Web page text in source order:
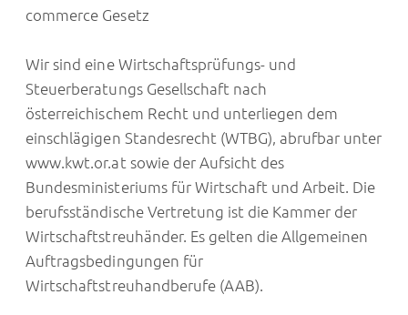
commerce Gesetz
Wir sind eine Wirtschaftsprüfungs- und
Steuerberatungs Gesellschaft nach
österreichischem Recht und unterliegen dem
einschlägigen Standesrecht (WTBG), abrufbar unter
www.kwt.or.at sowie der Aufsicht des
Bundesministeriums für Wirtschaft und Arbeit. Die
berufsständische Vertretung ist die Kammer der
Wirtschaftstreuhänder. Es gelten die Allgemeinen
Auftragsbedingungen für
Wirtschaftstreuhandberufe (AAB).